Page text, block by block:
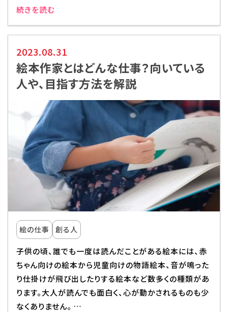
続きを読む
2023.08.31
絵本作家とはどんな仕事？向いている
人や、目指す方法を解説
絵の仕事 創る人
子供の頃、誰でも一度は読んだことがある絵本には、赤
ちゃん向けの絵本から児童向けの物語絵本、音が鳴った
り仕掛けが飛び出したりする絵本など数多くの種類があ
ります。大人が読んでも面白く、心が動かされるものも少
なくありません。 …